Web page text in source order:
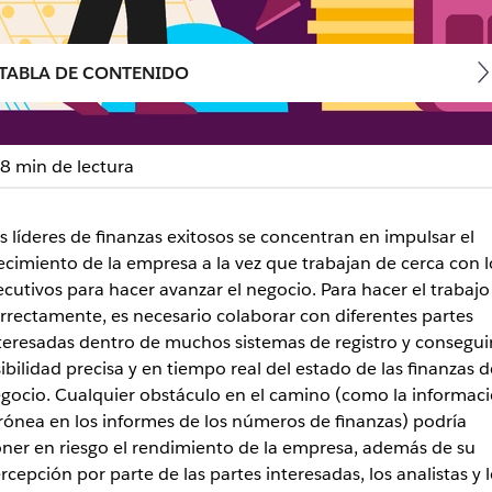
equipos de finanzas
con Slack
la presentación de informes, para las aprobaciones y
DE CONTENIDO
8 min de lectura
líderes de finanzas exitosos se concentran en impulsar el
de la empresa a la vez que trabajan de cerca con
para hacer avanzar el negocio. Para hacer el trabajo
es necesario colaborar con diferentes partes
dentro de muchos sistemas de registro y
precisa y en tiempo real del estado de las finanzas
Cualquier obstáculo en el camino (como la
en los informes de los números de finanzas) podría
en riesgo el rendimiento de la empresa, además de su
por parte de las partes interesadas, los analistas y